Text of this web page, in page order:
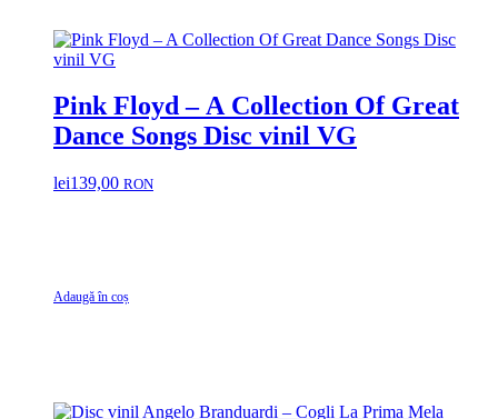
Pink Floyd – A Collection Of Great
Dance Songs Disc vinil VG
lei139,00 RON
Adaugă în coș